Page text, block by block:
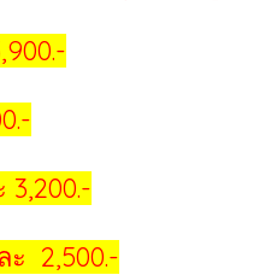
2,500.-